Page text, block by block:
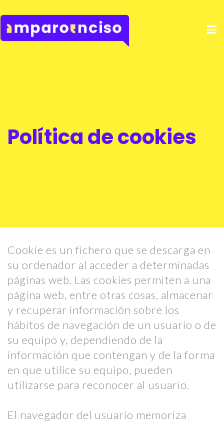
Política de cookies
Cookie es un fichero que se descarga en
su ordenador al acceder a determinadas
páginas web. Las cookies permiten a una
página web, entre otras cosas, almacenar
y recuperar información sobre los
hábitos de navegación de un usuario o de
su equipo y, dependiendo de la
información que contengan y de la forma
en que utilice su equipo, pueden
utilizarse para reconocer al usuario.
El navegador del usuario memoriza